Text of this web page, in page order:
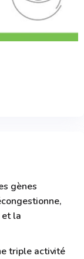
gènes
et la
triple activité